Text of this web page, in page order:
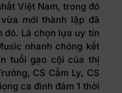
Việt Nam, trong đó
mới thành lập đã
đó. Là chọn lựa uy tín
nhanh chóng kết
tuổi gạo cội của thị
CS Cẩm Ly, CS
ca đình đám 1 thời